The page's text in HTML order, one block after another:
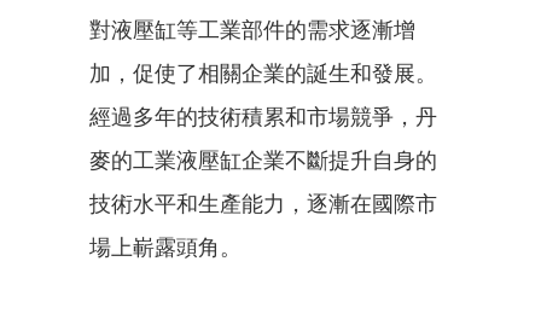
對液壓缸等工業部件的需求逐漸增
加，促使了相關企業的誕生和發展。
經過多年的技術積累和市場競爭，丹
麥的工業液壓缸企業不斷提升自身的
技術水平和生產能力，逐漸在國際市
場上嶄露頭角。